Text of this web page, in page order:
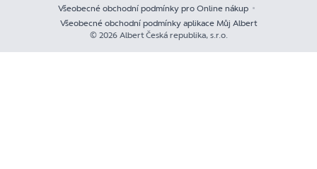
Všeobecné obchodní podmínky pro Online nákup
Všeobecné obchodní podmínky aplikace Můj Albert
© 2026 Albert Česká republika, s.r.o.